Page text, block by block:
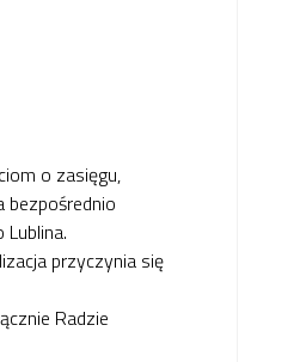
o zasięgu,
bezpośrednio
przyczynia się
Radzie